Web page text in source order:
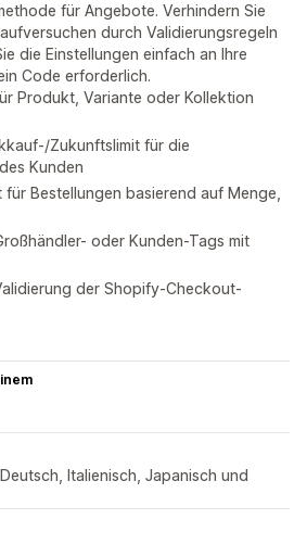
für Angebote. Verhindern Sie
durch Validierungsregeln
die Einstellungen einfach an Ihre
Code erforderlich.
Produkt, Variante oder Kollektion
Zukunftslimit für die
Kunden
für Bestellungen basierend auf Menge,
oder Kunden-Tags mit
der Shopify-Checkout-
Italienisch, Japanisch und